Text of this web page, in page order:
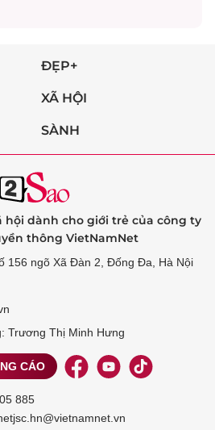
ĐẸP+
XÃ HỘI
SÀNH
hội dành cho giới trẻ của công ty
thông VietNamNet
156 ngõ Xã Đàn 2, Đống Đa, Hà Nội
Trương Thị Minh Hưng
CÁO
885